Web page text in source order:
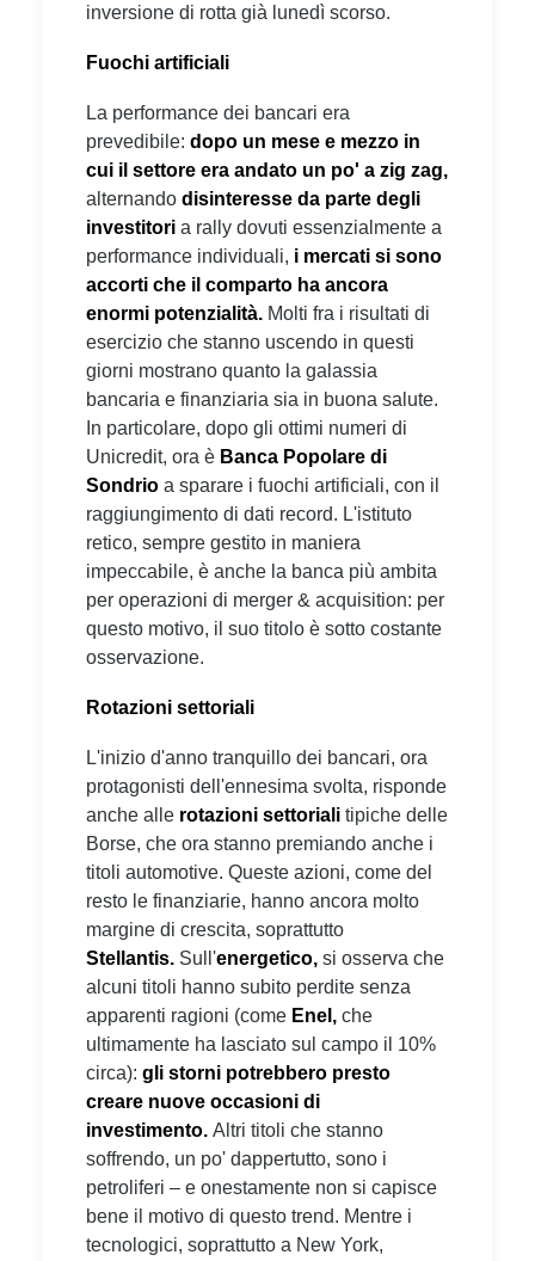
inversione di rotta già lunedì scorso.
Fuochi artificiali
La performance dei bancari era
prevedibile: dopo un mese e mezzo in
cui il settore era andato un po' a zig zag,
alternando disinteresse da parte degli
investitori a rally dovuti essenzialmente a
performance individuali, i mercati si sono
accorti che il comparto ha ancora
enormi potenzialità. Molti fra i risultati di
esercizio che stanno uscendo in questi
giorni mostrano quanto la galassia
bancaria e finanziaria sia in buona salute.
In particolare, dopo gli ottimi numeri di
Unicredit, ora è Banca Popolare di
Sondrio a sparare i fuochi artificiali, con il
raggiungimento di dati record. L'istituto
retico, sempre gestito in maniera
impeccabile, è anche la banca più ambita
per operazioni di merger & acquisition: per
questo motivo, il suo titolo è sotto costante
osservazione.
Rotazioni settoriali
L'inizio d'anno tranquillo dei bancari, ora
protagonisti dell'ennesima svolta, risponde
anche alle rotazioni settoriali tipiche delle
Borse, che ora stanno premiando anche i
titoli automotive. Queste azioni, come del
resto le finanziarie, hanno ancora molto
margine di crescita, soprattutto
Stellantis. Sull'energetico, si osserva che
alcuni titoli hanno subito perdite senza
apparenti ragioni (come Enel, che
ultimamente ha lasciato sul campo il 10%
circa): gli storni potrebbero presto
creare nuove occasioni di
investimento. Altri titoli che stanno
soffrendo, un po' dappertutto, sono i
petroliferi – e onestamente non si capisce
bene il motivo di questo trend. Mentre i
tecnologici, soprattutto a New York,